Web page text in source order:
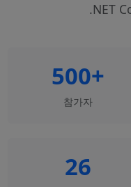
.NET
500+
참가자
26